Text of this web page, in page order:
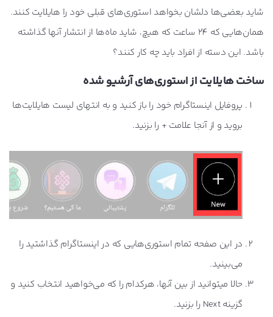
شاید بعضی‌ها دلشان بخواهد استوری‌های قبلی خود را هایلایت کنند.
همان‌هایی که 24 ساعت که هیچ، شاید ماه‌ها از انتشار آنها گذاشته
باشد. این دسته از افراد باید چه کار کنند؟
ساخت هایلایت از استوری‌های آرشیو شده
پروفایل اینستاگرام خود را باز کنید و به انتهای لیست هایلایت‌ها
بروید و از آنجا علامت + را بزنید.
در این صفحه تمام استوری‌هایی که در اینستاگرام گذاشتید را
می‌بینید.
حالا میتوانید از بین آنها، هرکدام را که می‌خواهید انتخاب کنید و
گزینه Next را بزنید.